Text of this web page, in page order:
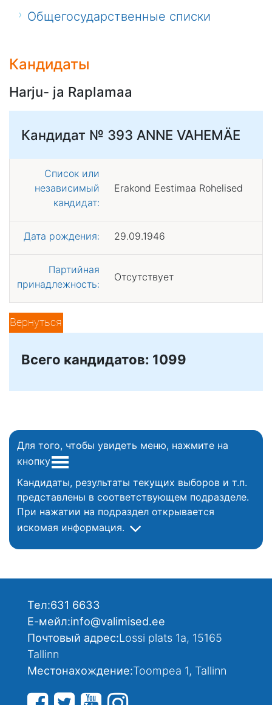
Общегосударственные списки
Кандидаты
Harju- ja Raplamaa
Кандидат № 393 ANNE VAHEMÄE
Список или
независимый
кандидат:
Erakond Eestimaa Rohelised
Дата рождения: 29.09.1946
Партийная
принадлежность:
Отсутствует
Вернуться
Всего кандидатов: 1099
Для того, чтобы увидеть меню, нажмите на
кнопку
Кандидаты, результаты текущих выборов и т.п.
представлены в соответствующем подразделе.
При нажатии на подраздел открывается
искомая информация.
Тел:631 6633
Е-мейл:info@valimised.ee
Почтовый адрес:Lossi plats 1a, 15165
Tallinn
Местонахождение:Toompea 1, Tallinn